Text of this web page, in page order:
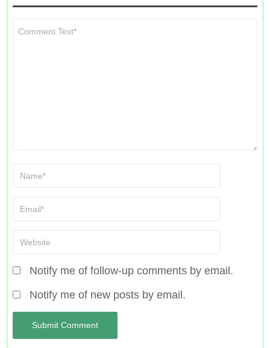
Notify me of follow-up comments by email.
Notify me of new posts by email.